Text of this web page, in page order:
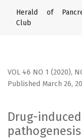
Drug-induced
Herald of
Club
VOL 46 NO 1 (2020),
Drug-
Published March 26,